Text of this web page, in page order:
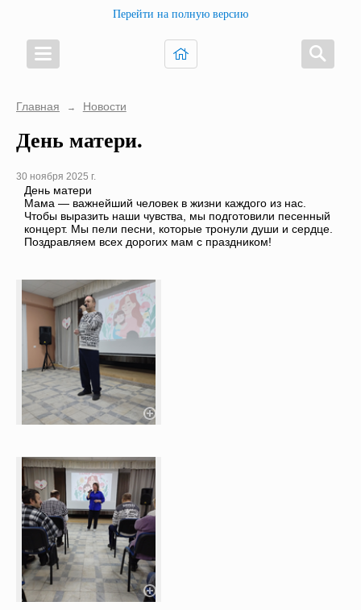
Перейти на полную версию
Главная → Новости
День матери.
30 ноября 2025 г.
День матери
Мама — важнейший человек в жизни каждого из нас.
Чтобы выразить наши чувства, мы подготовили песенный
концерт. Мы пели песни, которые тронули души и сердце.
Поздравляем всех дорогих мам с праздником!